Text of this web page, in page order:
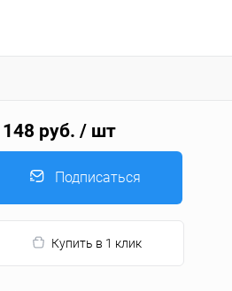
руб. / шт
Подписаться
Купить в 1 клик